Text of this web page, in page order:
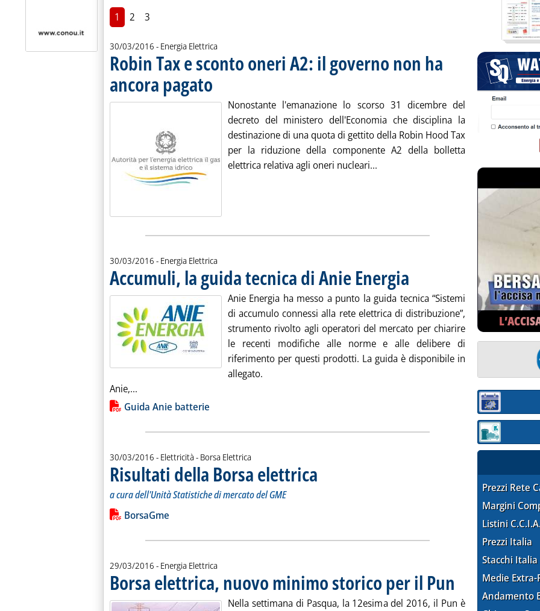
1 2 3
30/03/2016 - Energia Elettrica
Robin Tax e sconto oneri A2: il governo non ha
ancora pagato . Pubblicata mercoledì 30 marzo 2016 alle 19.11.
Nonostante l'emanazione lo scorso 31 dicembre del
decreto del ministero dell'Economia che disciplina la
destinazione di una quota di gettito della Robin Hood Tax
per la riduzione della componente A2 della bolletta
elettrica relativa agli oneri nucleari... Leggi tutta la notizia: 'Robin Tax e
30/03/2016 - Energia Elettrica
Accumuli, la guida tecnica di Anie Energia . Pubblicata mercoledì 30 marzo 2016 alle
Anie Energia ha messo a punto la guida tecnica “Sistemi
di accumulo connessi alla rete elettrica di distribuzione”,
strumento rivolto agli operatori del mercato per chiarire
le recenti modifiche alle norme e alle delibere di
riferimento per questi prodotti. La guida è disponibile in
allegato.
Anie,...
Lista allegati PDF alla notizia
Guida Anie batterie
30/03/2016 - Elettricità - Borsa Elettrica
Risultati della Borsa elettrica
a cura dell'Unità Statistiche di mercato del GME
Leggi tutta la notizia: 'Risultati della Borsa elettrica'
Lista allegati PDF alla notizia
BorsaGme
29/03/2016 - Energia Elettrica
Borsa elettrica, nuovo minimo storico per il Pun . Pubblicata martedì 29
Nella settimana di Pasqua, la 12esima del 2016, il Pun è
Sezione:
Sezione:
Prezzi Rete
Margini
Listini
Prezzi Italia
Stacchi Italia
Medie Extra-
Andamento